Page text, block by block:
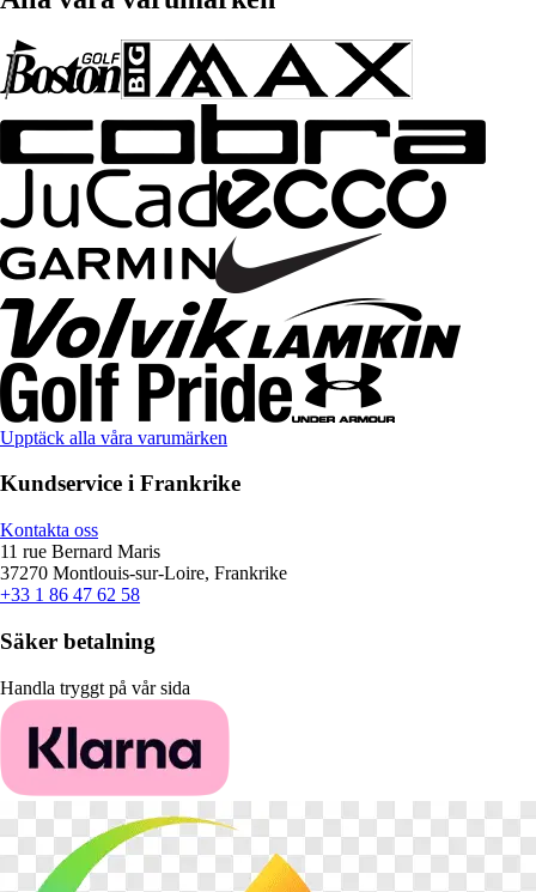
Upptäck alla våra varumärken
Kundservice i Frankrike
Kontakta oss
11 rue Bernard Maris
37270 Montlouis-sur-Loire, Frankrike
+33 1 86 47 62 58
Säker betalning
Handla tryggt på vår sida